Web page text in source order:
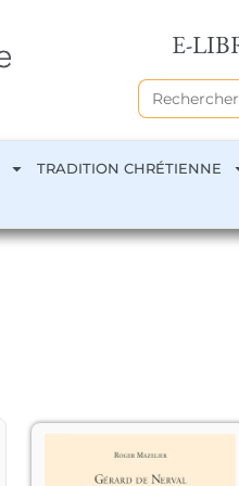
E-
Search
for:
TRADITION CHRÉTIENNE